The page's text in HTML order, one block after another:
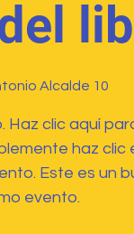
Alcalde 10
Haz clic aquí
haz clic
Este es un
evento.